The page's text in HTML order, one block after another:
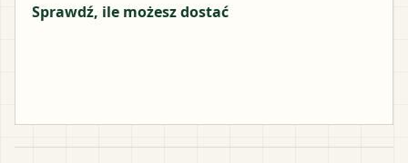
Sprawdź, ile możesz dostać